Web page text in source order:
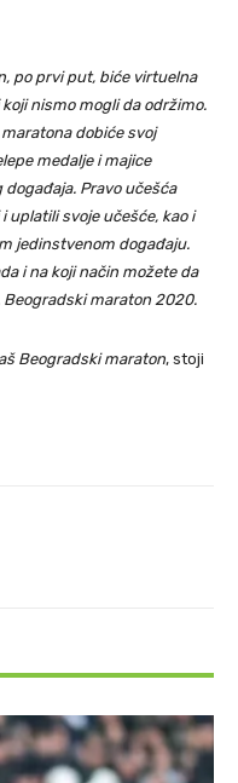
po prvi put, biće virtuelna
nismo mogli da održimo.
dobiće svoj
medalje i majice
Pravo učešća
uplatili svoje učešće, kao i
jedinstvenom događaju.
i na koji način možete da
maraton 2020.
Beogradski maraton, stoji